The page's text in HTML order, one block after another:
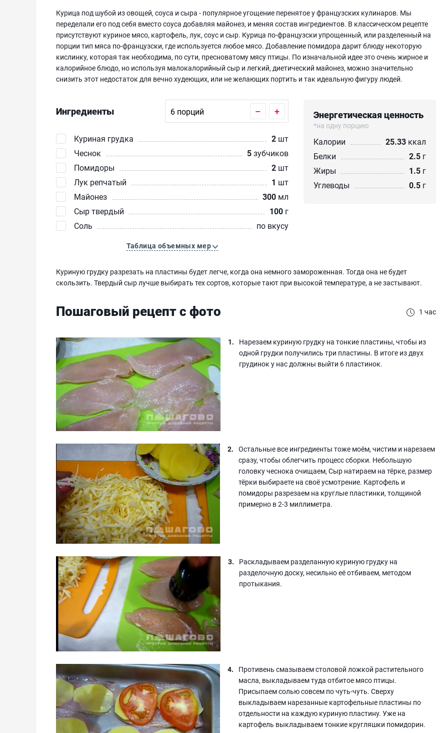
Курица под шубой из овощей, соуса и сыра - популярное угощение перенятое у французских кулинаров. Мы
переделали его под себя вместо соуса добавляя майонез, и меняя состав ингредиентов. В классическом рецепте
присутствуют куриное мясо, картофель, лук, соус и сыр. Курица по-французски упрощенный, или разделенный на
порции тип мяса по-французски, где используется любое мясо. Добавление помидора дарит блюду некоторую
кислинку, которая так необходима, по сути, пресноватому мясу птицы. По изначальной идее это очень жирное и
калорийное блюдо, но используя малокалорийный сыр и легкий, диетический майонез, можно значительно
снизить этот недостаток для вечно худеющих, или не желающих портить и так идеальную фигуру людей.
Ингредиенты – +
Куриная грудка 2 шт
Чеснок
5зубчиков
Помидоры
2 шт
Лук репчатый
1 шт
Майонез
300 мл
Сыр твердый
100 г
Соль
по вкусу
Таблица объемных мер
Энергетическая ценность
*на одну порцию
Калории 25.33 ккал
Белки
2.5 г
Жиры
1.5 г
Углеводы
0.5 г
Куриную грудку разрезать на пластины будет легче, когда она немного замороженная. Тогда она не будет
скользить. Твердый сыр лучше выбирать тех сортов, которые тают при высокой температуре, а не застывают.
Пошаговый рецепт с фото 1 час
Нарезаем куриную грудку на тонкие пластины, чтобы из
одной грудки получились три пластины. В итоге из двух
грудинок у нас должны выйти 6 пластинок.
Остальные все ингредиенты тоже моём, чистим и нарезаем
сразу, чтобы облегчить процесс сборки. Небольшую
головку чеснока очищаем, Сыр натираем на тёрке, размер
тёрки выбираете на своё усмотрение. Картофель и
помидоры разрезаем на круглые пластинки, толщиной
примерно в 2-3 миллиметра.
Раскладываем разделанную куриную грудку на
разделочную доску, несильно её отбиваем, методом
протыкания.
Противень смазываем столовой ложкой растительного
масла, выкладываем туда отбитое мясо птицы.
Присыпаем солью совсем по чуть-чуть. Сверху
выкладываем нарезанные картофельные пластины по
отдельности на каждую куриную пластину. Уже на
картофель выкладываем тонкие кругляшки помидорин.